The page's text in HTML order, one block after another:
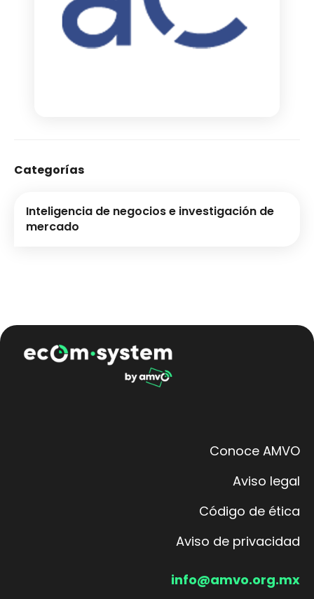
Categorías
Inteligencia de negocios e investigación de
mercado
Conoce AMVO
Aviso legal
Código de ética
Aviso de privacidad
info@amvo.org.mx